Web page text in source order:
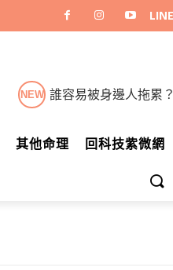
NEW 誰容易被身邊人拖累？
其他命理 回科技紫微網